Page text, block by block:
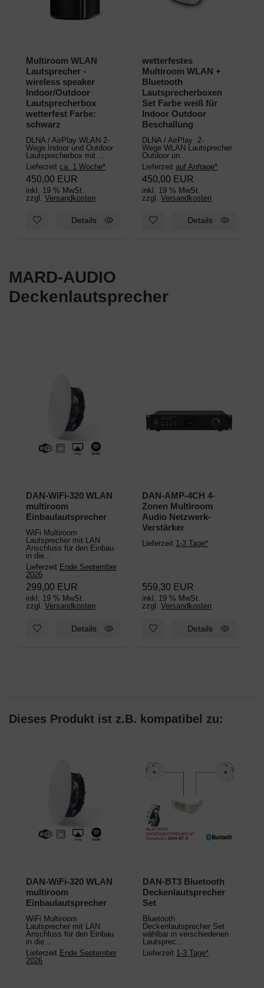
Multiroom WLAN
Lautsprecher -
wireless speaker
Indoor/Outdoor
Lautsprecherbox
wetterfest Farbe:
schwarz
DLNA / AirPlay WLAN 2-
Wege Indoor und Outdoor
Lautsprecherbox mit ...
Lieferzeit ca. 1 Woche*
450,00 EUR
inkl. 19 % MwSt.
zzgl. Versandkosten
Zum Merkzettel hinzufügen: Multiroom WLAN Lautsprecher
Details
wetterfestes
Multiroom WLAN +
Bluetooth
Lautsprecherboxen
Set Farbe weiß für
Indoor Outdoor
Beschallung
DLNA / AirPlay 2-
Wege WLAN Lautsprecher
Outdoor un...
Lieferzeit auf Anfrage*
450,00 EUR
inkl. 19 % MwSt.
zzgl. Versandkosten
Zum Merkzettel hinzufügen:
Details
MARD-AUDIO
Deckenlautsprecher
DAN-WiFi-320 WLAN
multiroom
Einbaulautsprecher
WiFi Multiroom
Lautsprecher mit LAN
Anschluss für den Einbau
in die...
Lieferzeit Ende September
2026
299,00 EUR
inkl. 19 % MwSt.
zzgl. Versandkosten
Zum Merkzettel hinzufügen: DAN-WiFi-320 WLAN multiroom
Details
DAN-AMP-4CH 4-
Zonen Multiroom
Audio Netzwerk-
Verstärker
Lieferzeit 1-3 Tage*
559,30 EUR
inkl. 19 % MwSt.
zzgl. Versandkosten
Zum Merkzettel hinzufügen:
Details
Dieses Produkt ist z.B. kompatibel zu:
DAN-WiFi-320 WLAN
multiroom
Einbaulautsprecher
WiFi Multiroom
Lautsprecher mit LAN
Anschluss für den Einbau
in die...
Lieferzeit Ende September
2026
DAN-BT3 Bluetooth
Deckenlautsprecher
Set
Bluetooth
Deckenlautsprecher Set
wählbar in verschiedenen
Lautsprec...
Lieferzeit 1-3 Tage*